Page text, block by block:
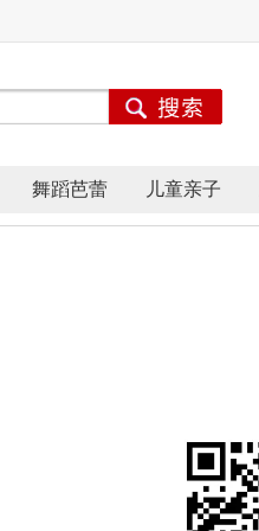
舞蹈芭蕾 儿童亲子